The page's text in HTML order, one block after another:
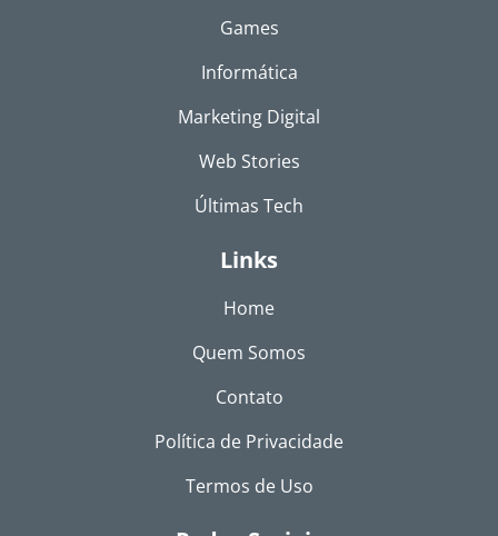
Games
Informática
Marketing Digital
Web Stories
Últimas Tech
Links
Home
Quem Somos
Contato
Política de Privacidade
Termos de Uso